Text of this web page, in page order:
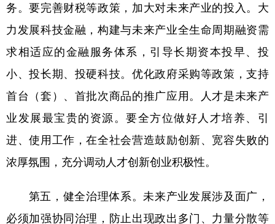
务。要完善财税等政策，加大对未来产业的投入。大
力发展科技金融，构建与未来产业全生命周期融资需
求相适应的金融服务体系，引导长期资本投早、投
小、投长期、投硬科技。优化政府采购等政策，支持
首台（套）、首批次商品的推广应用。人才是未来产
业发展最宝贵的资源。要全方位做好人才培养、引
进、使用工作，在全社会营造鼓励创新、宽容失败的
浓厚氛围，充分调动人才创新创业积极性。
第五，健全治理体系。未来产业发展涉及面广，
必须加强协同治理，防止出现政出多门、力量分散等